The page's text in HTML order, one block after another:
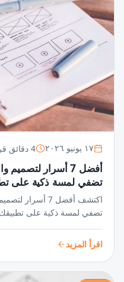
١٧ يونيو ٢٠٢٦ 4 دقائق قراءة
أفضل 7 أسرار
تضفي لمسة ذكية على
اكتشف أفضل 7
تضفي لمسة ذكية على
اقرأ المزيد